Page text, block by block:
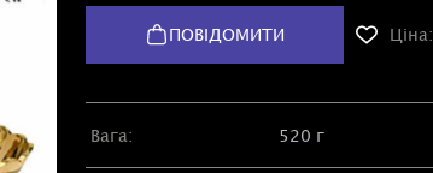
ПОВІДОМИТИ Ціна:
Вага: 520 г